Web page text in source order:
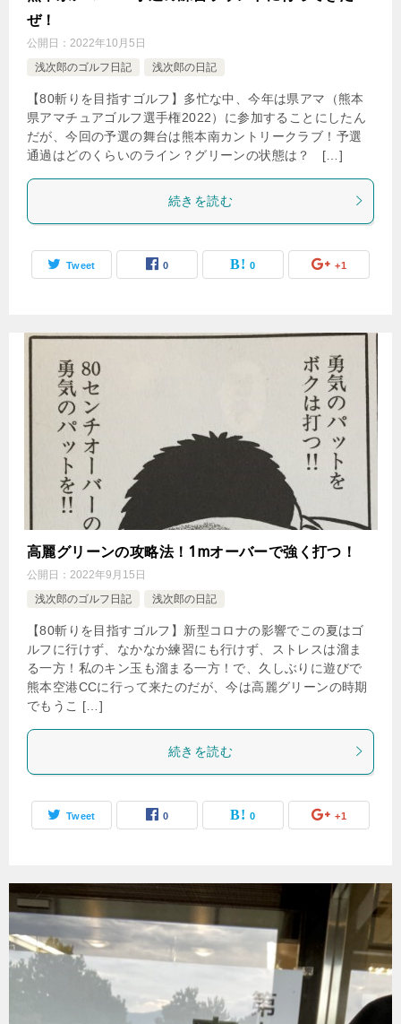
ぜ！
公開日： 2022年10月5日
浅次郎のゴルフ日記
浅次郎の日記
【80斬りを目指すゴルフ】多忙な中、今年は県アマ（熊本
県アマチュアゴルフ選手権2022）に参加することにしたん
だが、今回の予選の舞台は熊本南カントリークラブ！予選
通過はどのくらいのライン？グリーンの状態は？ […]
続きを読む
Tweet 0 0 +1
高麗グリーンの攻略法！1mオーバーで強く打つ！
公開日： 2022年9月15日
浅次郎のゴルフ日記
浅次郎の日記
【80斬りを目指すゴルフ】新型コロナの影響でこの夏はゴ
ルフに行けず、なかなか練習にも行けず、ストレスは溜ま
る一方！私のキン玉も溜まる一方！で、久しぶりに遊びで
熊本空港CCに行って来たのだが、今は高麗グリーンの時期
でもうこ […]
続きを読む
Tweet 0 0 +1